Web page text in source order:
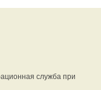
служба при